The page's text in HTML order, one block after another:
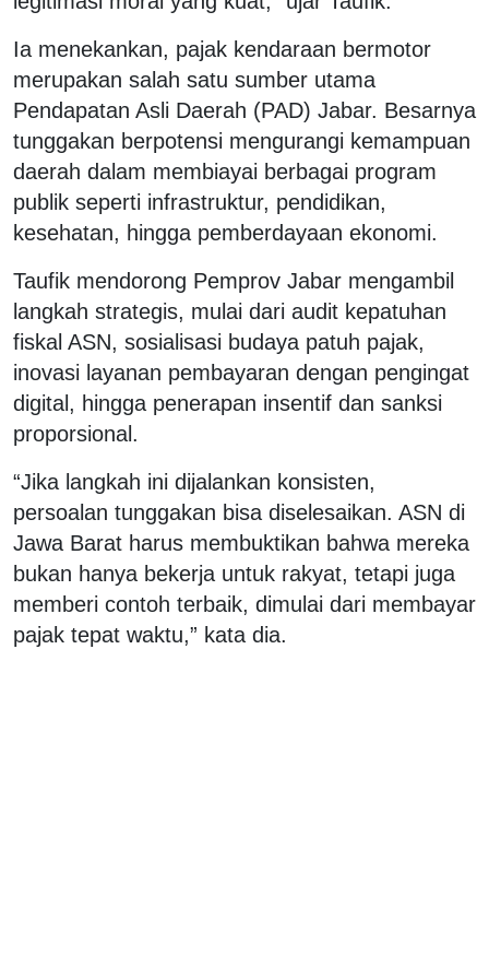
Ia menekankan, pajak kendaraan bermotor
merupakan salah satu sumber utama
Pendapatan Asli Daerah (PAD) Jabar. Besarnya
tunggakan berpotensi mengurangi kemampuan
daerah dalam membiayai berbagai program
publik seperti infrastruktur, pendidikan,
kesehatan, hingga pemberdayaan ekonomi.
Taufik mendorong Pemprov Jabar mengambil
langkah strategis, mulai dari audit kepatuhan
fiskal ASN, sosialisasi budaya patuh pajak,
inovasi layanan pembayaran dengan pengingat
digital, hingga penerapan insentif dan sanksi
proporsional.
“Jika langkah ini dijalankan konsisten,
persoalan tunggakan bisa diselesaikan. ASN di
Jawa Barat harus membuktikan bahwa mereka
bukan hanya bekerja untuk rakyat, tetapi juga
memberi contoh terbaik, dimulai dari membayar
pajak tepat waktu,” kata dia.